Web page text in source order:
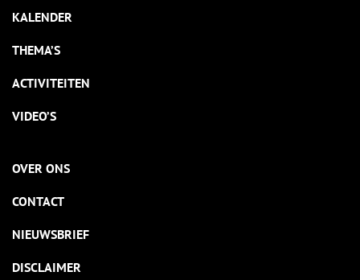
KALENDER
THEMA’S
ACTIVITEITEN
VIDEO’S
OVER ONS
CONTACT
NIEUWSBRIEF
DISCLAIMER